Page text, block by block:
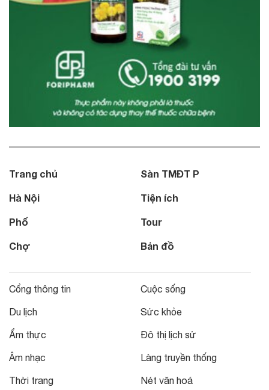
Trang chủ
Hà Nội
Phố
Chợ
Sàn TMĐT P
Tiện ích
Tour
Bản đồ
Cổng thông tin
Du lịch
Ẩm thực
Âm nhạc
Thời trang
Cuộc sống
Sức khỏe
Đô thị lịch sử
Làng truyền thống
Nét văn hoá